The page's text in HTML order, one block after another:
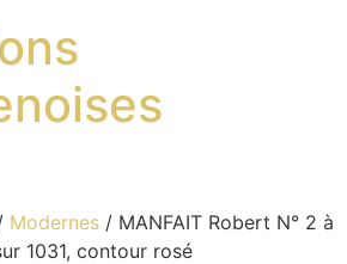
Modernes / MANFAIT Robert N° 2 à
1031, contour rosé